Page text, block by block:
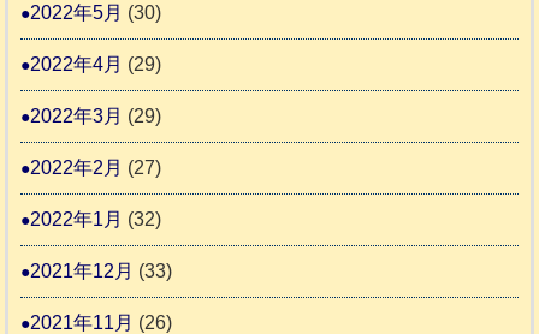
2022年5月 (30)
2022年4月 (29)
2022年3月 (29)
2022年2月 (27)
2022年1月 (32)
2021年12月 (33)
2021年11月 (26)